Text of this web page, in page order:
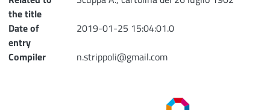
the title
Date of
entry
2019-01-25 15:04:01.0
Compiler
n.strippoli@gmail.com